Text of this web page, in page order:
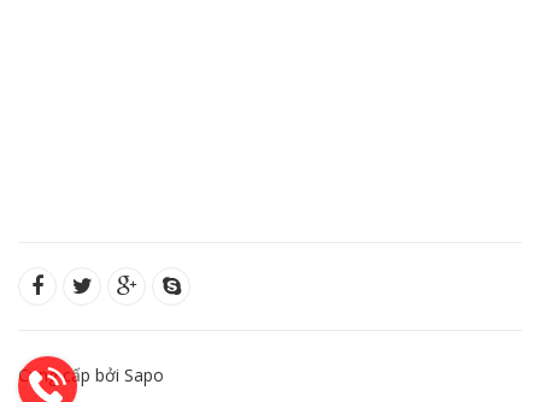
Cung cấp bởi Sapo